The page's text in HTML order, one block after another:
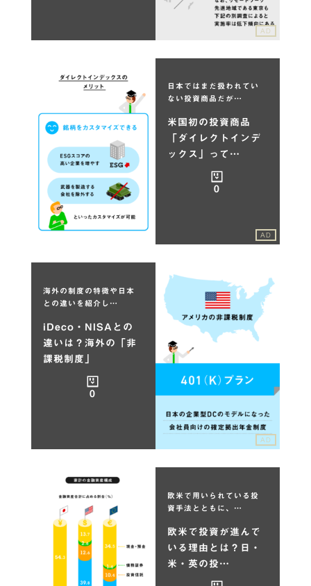
AD
日本ではまだ扱われてい
ない投資商品だが…
米国初の投資商品
「ダイレクトインデ
ックス」って…
0
AD
海外の制度の特徴や日本
との違いを紹介し…
iDeco・NISAとの
違いは？海外の「非
課税制度」
0
AD
欧米で用いられている投
資手法とともに、…
欧米で投資が進んで
いる理由とは？日・
米・英の投…